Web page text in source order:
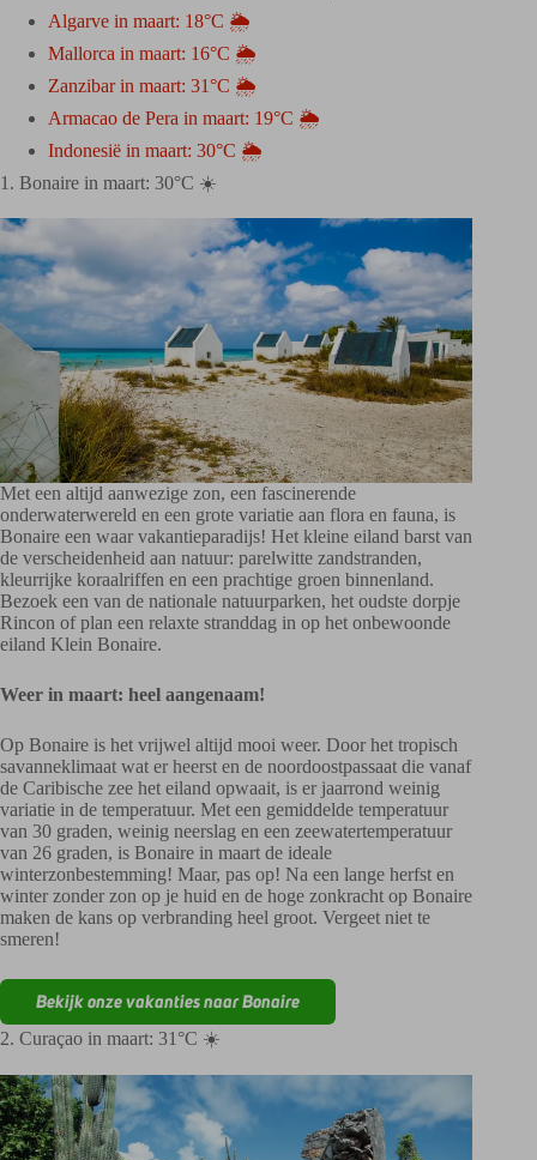
Algarve in maart: 18°C 🌦️
Mallorca in maart: 16°C 🌦️
Zanzibar in maart: 31°C 🌦️
Armacao de Pera in maart: 19°C 🌦️
Indonesië in maart: 30°C 🌦️
1. Bonaire in maart: 30°C ☀️
Met een altijd aanwezige zon, een fascinerende
onderwaterwereld en een grote variatie aan flora en fauna, is
Bonaire een waar vakantieparadijs! Het kleine eiland barst van
de verscheidenheid aan natuur: parelwitte zandstranden,
kleurrijke koraalriffen en een prachtige groen binnenland.
Bezoek een van de nationale natuurparken, het oudste dorpje
Rincon of plan een relaxte stranddag in op het onbewoonde
eiland Klein Bonaire.
Weer in maart: heel aangenaam!
Op Bonaire is het vrijwel altijd mooi weer. Door het tropisch
savanneklimaat wat er heerst en de noordoostpassaat die vanaf
de Caribische zee het eiland opwaait, is er jaarrond weinig
variatie in de temperatuur. Met een gemiddelde temperatuur
van 30 graden, weinig neerslag en een zeewatertemperatuur
van 26 graden, is Bonaire in maart de ideale
winterzonbestemming! Maar, pas op! Na een lange herfst en
winter zonder zon op je huid en de hoge zonkracht op Bonaire
maken de kans op verbranding heel groot. Vergeet niet te
smeren!
Bekijk onze vakanties naar Bonaire
2. Curaçao in maart: 31°C ☀️